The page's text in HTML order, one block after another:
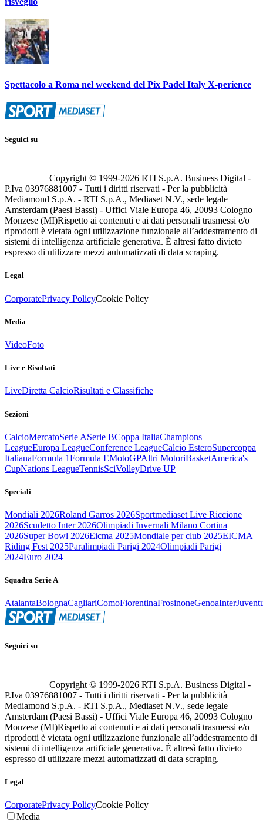
Spettacolo a Roma nel weekend del Pix Padel Italy X-perience
Seguici su
Copyright © 1999-2026 RTI S.p.A. Business Digital -
P.Iva 03976881007 - Tutti i diritti riservati - Per la pubblicità
Mediamond S.p.A. - RTI S.p.A., Mediaset N.V., sede legale
Amsterdam (Paesi Bassi) - Uffici Viale Europa 46, 20093 Cologno
Monzese (MI)Rispetto ai contenuti e ai dati personali trasmessi e/o
riprodotti è vietata ogni utilizzazione funzionale all’addestramento di
sistemi di intelligenza artificiale generativa. È altresì fatto divieto
espresso di utilizzare mezzi automatizzati di data scraping.
Legal
CorporatePrivacy PolicyCookie Policy
Media
VideoFoto
Live e Risultati
LiveDiretta CalcioRisultati e Classifiche
Sezioni
CalcioMercatoSerie ASerie BCoppa ItaliaChampions
LeagueEuropa LeagueConference LeagueCalcio EsteroSupercoppa
ItalianaFormula 1Formula EMotoGPAltri MotoriBasketAmerica's
CupNations LeagueTennisSciVolleyDrive UP
Speciali
Mondiali 2026Roland Garros 2026Sportmediaset Live Riccione
2026Scudetto Inter 2026Olimpiadi Invernali Milano Cortina
2026Super Bowl 2026Eicma 2025Mondiale per club 2025EICMA
Riding Fest 2025Paralimpiadi Parigi 2024Olimpiadi Parigi
2024Euro 2024
Squadra Serie A
AtalantaBolognaCagliariComoFiorentinaFrosinoneGenoaInter
Seguici su
Copyright © 1999-2026 RTI S.p.A. Business Digital -
P.Iva 03976881007 - Tutti i diritti riservati - Per la pubblicità
Mediamond S.p.A. - RTI S.p.A., Mediaset N.V., sede legale
Amsterdam (Paesi Bassi) - Uffici Viale Europa 46, 20093 Cologno
Monzese (MI)Rispetto ai contenuti e ai dati personali trasmessi e/o
riprodotti è vietata ogni utilizzazione funzionale all’addestramento di
sistemi di intelligenza artificiale generativa. È altresì fatto divieto
espresso di utilizzare mezzi automatizzati di data scraping.
Legal
CorporatePrivacy PolicyCookie Policy
Media